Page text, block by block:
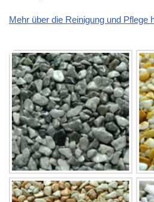
Mehr über die Reinigung und Pflege